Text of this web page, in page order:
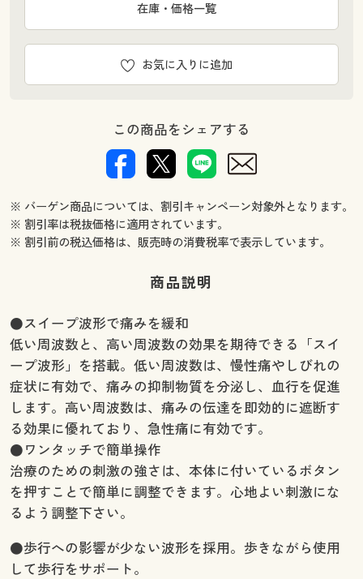
お気に入りに追加
在庫・価格一覧
この商品をシェアする
※ バーゲン商品については、割引キャンペーン対象外となります。
※ 割引率は税抜価格に適用されています。
※ 割引前の税込価格は、販売時の消費税率で表示しています。
商品説明
●スイープ波形で痛みを緩和
低い周波数と、高い周波数の効果を期待できる「スイ
ープ波形」を搭載。低い周波数は、慢性痛やしびれの
症状に有効で、痛みの抑制物質を分泌し、血行を促進
します。高い周波数は、痛みの伝達を即効的に遮断す
る効果に優れており、急性痛に有効です。
●ワンタッチで簡単操作
治療のための刺激の強さは、本体に付いているボタン
を押すことで簡単に調整できます。心地よい刺激にな
るよう調整下さい。
●歩行への影響が少ない波形を採用。歩きながら使用
して歩行をサポート。